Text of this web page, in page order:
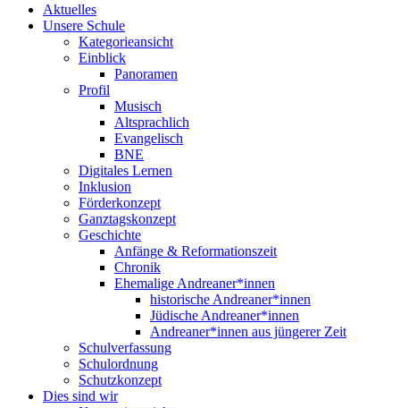
Aktuelles
Unsere Schule
Kategorieansicht
Einblick
Panoramen
Profil
Musisch
Altsprachlich
Evangelisch
BNE
Digitales Lernen
Inklusion
Förderkonzept
Ganztagskonzept
Geschichte
Anfänge & Reformationszeit
Chronik
Ehemalige Andreaner*innen
historische Andreaner*innen
Jüdische Andreaner*innen
Andreaner*innen aus jüngerer Zeit
Schulverfassung
Schulordnung
Schutzkonzept
Dies sind wir